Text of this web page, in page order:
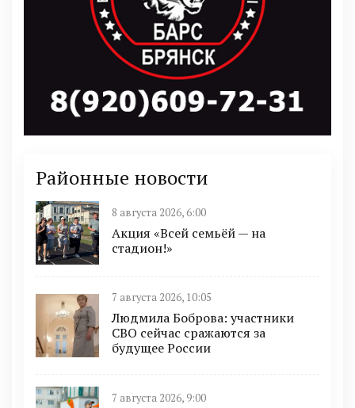
Районные новости
8 августа 2026, 6:00
Акция «Всей семьёй — на
стадион!»
7 августа 2026, 10:05
Людмила Боброва: участники
СВО сейчас сражаются за
будущее России
7 августа 2026, 9:00